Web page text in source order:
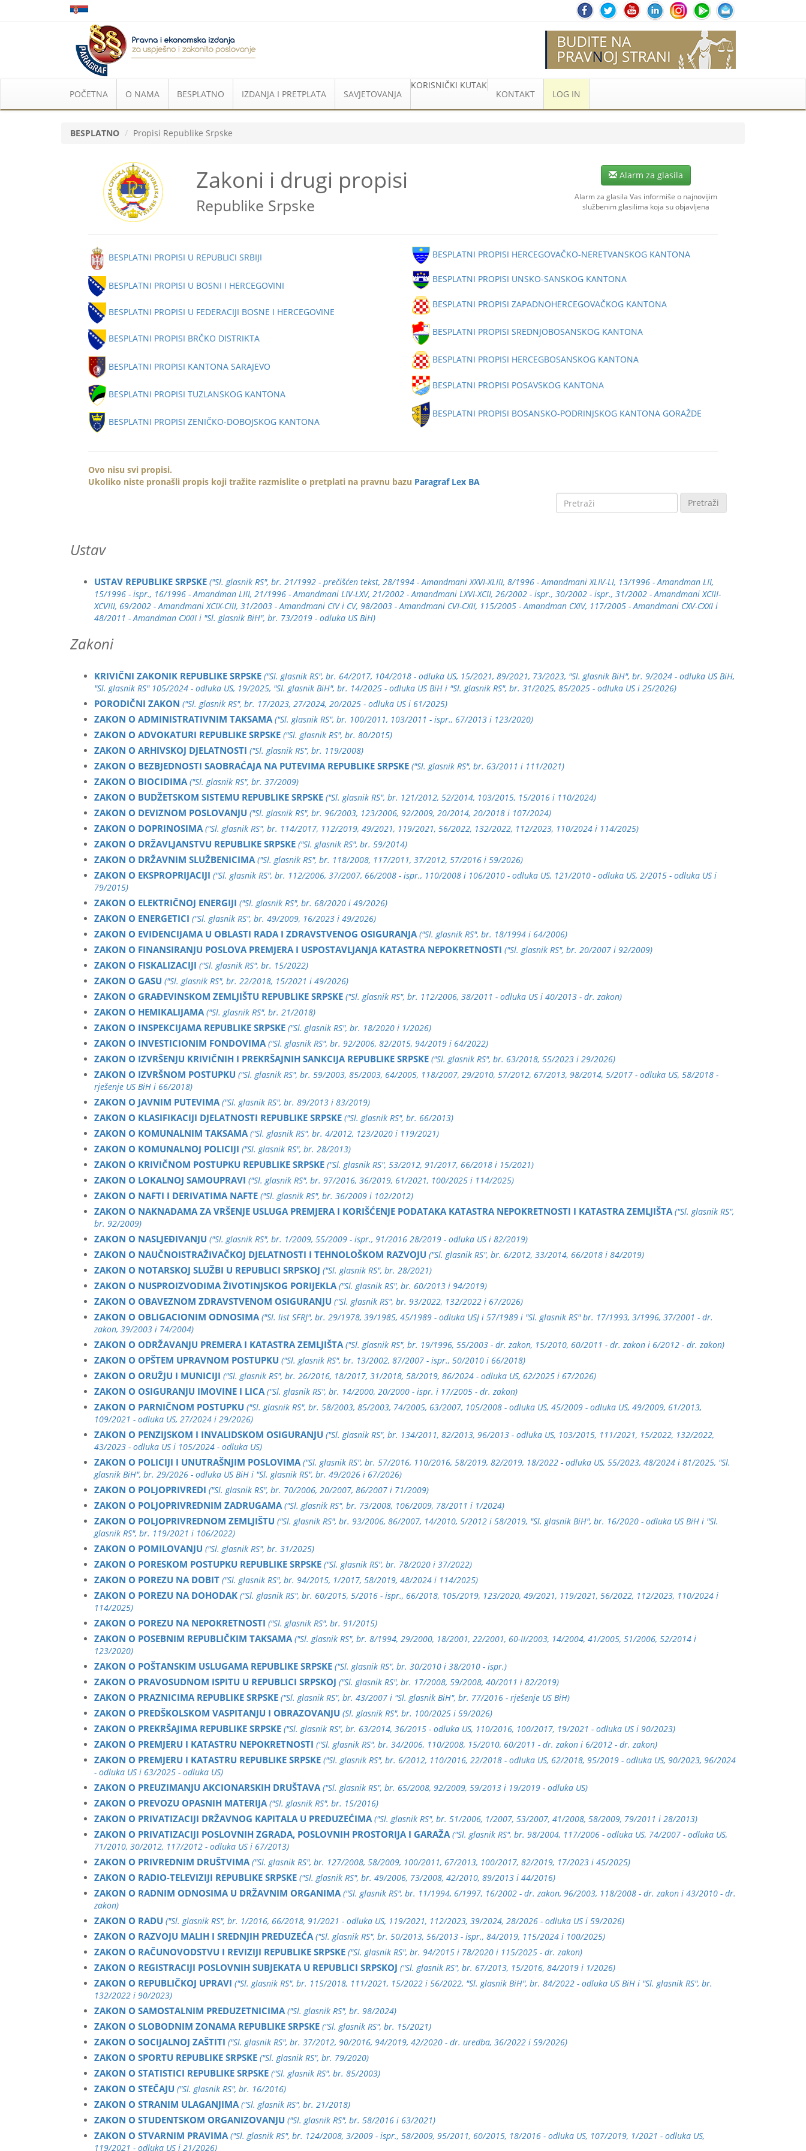
POČETNA O NAMA BESPLATNO IZDANJA I PRETPLATA SAVJETOVANJA
KORISNIČKI KUTAK
KONTAKT LOG IN
BESPLATNO Propisi Republike Srpske
Zakoni i drugi propisi
Republike Srpske
Alarm za glasila
Alarm za glasila Vas informiše o najnovijim
službenim glasilima koja su objavljena
BESPLATNI PROPISI U REPUBLICI SRBIJI
BESPLATNI PROPISI U BOSNI I HERCEGOVINI
BESPLATNI PROPISI U FEDERACIJI BOSNE I HERCEGOVINE
BESPLATNI PROPISI BRČKO DISTRIKTA
BESPLATNI PROPISI KANTONA SARAJEVO
BESPLATNI PROPISI TUZLANSKOG KANTONA
BESPLATNI PROPISI ZENIČKO-DOBOJSKOG KANTONA
BESPLATNI PROPISI HERCEGOVAČKO-NERETVANSKOG KANTONA
BESPLATNI PROPISI UNSKO-SANSKOG KANTONA
BESPLATNI PROPISI ZAPADNOHERCEGOVAČKOG KANTONA
BESPLATNI PROPISI SREDNJOBOSANSKOG KANTONA
BESPLATNI PROPISI HERCEGBOSANSKOG KANTONA
BESPLATNI PROPISI POSAVSKOG KANTONA
BESPLATNI PROPISI BOSANSKO-PODRINJSKOG KANTONA GORAŽDE
Ovo nisu svi propisi.
Ukoliko niste pronašli propis koji tražite razmislite o pretplati na pravnu bazu Paragraf Lex BA
Pretraži
Ustav
USTAV REPUBLIKE SRPSKE ("Sl. glasnik RS", br. 21/1992 - prečišćen tekst, 28/1994 - Amandmani XXVI-XLIII, 8/1996 - Amandmani XLIV-LI, 13/1996 - Amandman LII,
15/1996 - ispr., 16/1996 - Amandman LIII, 21/1996 - Amandmani LIV-LXV, 21/2002 - Amandmani LXVI-XCII, 26/2002 - ispr., 30/2002 - ispr., 31/2002 - Amandmani XCIII-
XCVIII, 69/2002 - Amandmani XCIX-CIII, 31/2003 - Amandmani CIV i CV, 98/2003 - Amandmani CVI-CXII, 115/2005 - Amandman CXIV, 117/2005 - Amandmani CXV-CXXI i
48/2011 - Amandman CXXII i "Sl. glasnik BiH", br. 73/2019 - odluka US BiH)
Zakoni
KRIVIČNI ZAKONIK REPUBLIKE SRPSKE ("Sl. glasnik RS", br. 64/2017, 104/2018 - odluka US, 15/2021, 89/2021, 73/2023, "Sl. glasnik BiH", br. 9/2024 - odluka US BiH,
"Sl. glasnik RS" 105/2024 - odluka US, 19/2025, "Sl. glasnik BiH", br. 14/2025 - odluka US BiH i "Sl. glasnik RS", br. 31/2025, 85/2025 - odluka US i 25/2026)
PORODIČNI ZAKON ("Sl. glasnik RS", br. 17/2023, 27/2024, 20/2025 - odluka US i 61/2025)
ZAKON O ADMINISTRATIVNIM TAKSAMA ("Sl. glasnik RS", br. 100/2011, 103/2011 - ispr., 67/2013 i 123/2020)
ZAKON O ADVOKATURI REPUBLIKE SRPSKE ("Sl. glasnik RS", br. 80/2015)
ZAKON O ARHIVSKOJ DJELATNOSTI ("Sl. glasnik RS", br. 119/2008)
ZAKON O BEZBJEDNOSTI SAOBRAĆAJA NA PUTEVIMA REPUBLIKE SRPSKE ("Sl. glasnik RS", br. 63/2011 i 111/2021)
ZAKON O BIOCIDIMA ("Sl. glasnik RS", br. 37/2009)
ZAKON O BUDŽETSKOM SISTEMU REPUBLIKE SRPSKE ("Sl. glasnik RS", br. 121/2012, 52/2014, 103/2015, 15/2016 i 110/2024)
ZAKON O DEVIZNOM POSLOVANJU ("Sl. glasnik RS", br. 96/2003, 123/2006, 92/2009, 20/2014, 20/2018 i 107/2024)
ZAKON O DOPRINOSIMA ("Sl. glasnik RS", br. 114/2017, 112/2019, 49/2021, 119/2021, 56/2022, 132/2022, 112/2023, 110/2024 i 114/2025)
ZAKON O DRŽAVLJANSTVU REPUBLIKE SRPSKE ("Sl. glasnik RS", br. 59/2014)
ZAKON O DRŽAVNIM SLUŽBENICIMA ("Sl. glasnik RS", br. 118/2008, 117/2011, 37/2012, 57/2016 i 59/2026)
ZAKON O EKSPROPRIJACIJI ("Sl. glasnik RS", br. 112/2006, 37/2007, 66/2008 - ispr., 110/2008 i 106/2010 - odluka US, 121/2010 - odluka US, 2/2015 - odluka US i
79/2015)
ZAKON O ELEKTRIČNOJ ENERGIJI ("Sl. glasnik RS", br. 68/2020 i 49/2026)
ZAKON O ENERGETICI ("Sl. glasnik RS", br. 49/2009, 16/2023 i 49/2026)
ZAKON O EVIDENCIJAMA U OBLASTI RADA I ZDRAVSTVENOG OSIGURANJA ("Sl. glasnik RS", br. 18/1994 i 64/2006)
ZAKON O FINANSIRANJU POSLOVA PREMJERA I USPOSTAVLJANJA KATASTRA NEPOKRETNOSTI ("Sl. glasnik RS", br. 20/2007 i 92/2009)
ZAKON O FISKALIZACIJI ("Sl. glasnik RS", br. 15/2022)
ZAKON O GASU ("Sl. glasnik RS", br. 22/2018, 15/2021 i 49/2026)
ZAKON O GRAĐEVINSKOM ZEMLJIŠTU REPUBLIKE SRPSKE ("Sl. glasnik RS", br. 112/2006, 38/2011 - odluka US i 40/2013 - dr. zakon)
ZAKON O HEMIKALIJAMA ("Sl. glasnik RS", br. 21/2018)
ZAKON O INSPEKCIJAMA REPUBLIKE SRPSKE ("Sl. glasnik RS", br. 18/2020 i 1/2026)
ZAKON O INVESTICIONIM FONDOVIMA ("Sl. glasnik RS", br. 92/2006, 82/2015, 94/2019 i 64/2022)
ZAKON O IZVRŠENJU KRIVIČNIH I PREKRŠAJNIH SANKCIJA REPUBLIKE SRPSKE ("Sl. glasnik RS", br. 63/2018, 55/2023 i 29/2026)
ZAKON O IZVRŠNOM POSTUPKU ("Sl. glasnik RS", br. 59/2003, 85/2003, 64/2005, 118/2007, 29/2010, 57/2012, 67/2013, 98/2014, 5/2017 - odluka US, 58/2018 -
rješenje US BiH i 66/2018)
ZAKON O JAVNIM PUTEVIMA ("Sl. glasnik RS", br. 89/2013 i 83/2019)
ZAKON O KLASIFIKACIJI DJELATNOSTI REPUBLIKE SRPSKE ("Sl. glasnik RS", br. 66/2013)
ZAKON O KOMUNALNIM TAKSAMA ("Sl. glasnik RS", br. 4/2012, 123/2020 i 119/2021)
ZAKON O KOMUNALNOJ POLICIJI ("Sl. glasnik RS", br. 28/2013)
ZAKON O KRIVIČNOM POSTUPKU REPUBLIKE SRPSKE ("Sl. glasnik RS", 53/2012, 91/2017, 66/2018 i 15/2021)
ZAKON O LOKALNOJ SAMOUPRAVI ("Sl. glasnik RS", br. 97/2016, 36/2019, 61/2021, 100/2025 i 114/2025)
ZAKON O NAFTI I DERIVATIMA NAFTE ("Sl. glasnik RS", br. 36/2009 i 102/2012)
ZAKON O NAKNADAMA ZA VRŠENJE USLUGA PREMJERA I KORIŠĆENJE PODATAKA KATASTRA NEPOKRETNOSTI I KATASTRA ZEMLJIŠTA("Sl. glasnik RS",
br. 92/2009)
ZAKON O NASLJEĐIVANJU ("Sl. glasnik RS", br. 1/2009, 55/2009 - ispr., 91/2016 28/2019 - odluka US i 82/2019)
ZAKON O NAUČNOISTRAŽIVAČKOJ DJELATNOSTI I TEHNOLOŠKOM RAZVOJU ("Sl. glasnik RS", br. 6/2012, 33/2014, 66/2018 i 84/2019)
ZAKON O NOTARSKOJ SLUŽBI U REPUBLICI SRPSKOJ ("Sl. glasnik RS", br. 28/2021)
ZAKON O NUSPROIZVODIMA ŽIVOTINJSKOG PORIJEKLA ("Sl. glasnik RS", br. 60/2013 i 94/2019)
ZAKON O OBAVEZNOM ZDRAVSTVENOM OSIGURANJU ("Sl. glasnik RS", br. 93/2022, 132/2022 i 67/2026)
ZAKON O OBLIGACIONIM ODNOSIMA("Sl. list SFRJ", br. 29/1978, 39/1985, 45/1989 - odluka USJ i 57/1989 i "Sl. glasnik RS" br. 17/1993, 3/1996, 37/2001 - dr.
zakon, 39/2003 i 74/2004)
ZAKON O ODRŽAVANJU PREMERA I KATASTRA ZEMLJIŠTA("Sl. glasnik RS", br. 19/1996, 55/2003 - dr. zakon, 15/2010, 60/2011 - dr. zakon i 6/2012 - dr. zakon)
ZAKON O OPŠTEM UPRAVNOM POSTUPKU ("Sl. glasnik RS", br. 13/2002, 87/2007 - ispr., 50/2010 i 66/2018)
ZAKON O ORUŽJU I MUNICIJI ("Sl. glasnik RS", br. 26/2016, 18/2017, 31/2018, 58/2019, 86/2024 - odluka US, 62/2025 i 67/2026)
ZAKON O OSIGURANJU IMOVINE I LICA ("Sl. glasnik RS", br. 14/2000, 20/2000 - ispr. i 17/2005 - dr. zakon)
ZAKON O PARNIČNOM POSTUPKU ("Sl. glasnik RS", br. 58/2003, 85/2003, 74/2005, 63/2007, 105/2008 - odluka US, 45/2009 - odluka US, 49/2009, 61/2013,
109/2021 - odluka US, 27/2024 i 29/2026)
ZAKON O PENZIJSKOM I INVALIDSKOM OSIGURANJU ("Sl. glasnik RS", br. 134/2011, 82/2013, 96/2013 - odluka US, 103/2015, 111/2021, 15/2022, 132/2022,
43/2023 - odluka US i 105/2024 - odluka US)
ZAKON O POLICIJI I UNUTRAŠNJIM POSLOVIMA ("Sl. glasnik RS", br. 57/2016, 110/2016, 58/2019, 82/2019, 18/2022 - odluka US, 55/2023, 48/2024 i 81/2025, "Sl.
glasnik BiH", br. 29/2026 - odluka US BiH i "Sl. glasnik RS", br. 49/2026 i 67/2026)
ZAKON O POLJOPRIVREDI ("Sl. glasnik RS", br. 70/2006, 20/2007, 86/2007 i 71/2009)
ZAKON O POLJOPRIVREDNIM ZADRUGAMA ("Sl. glasnik RS", br. 73/2008, 106/2009, 78/2011 i 1/2024)
ZAKON O POLJOPRIVREDNOM ZEMLJIŠTU ("Sl. glasnik RS", br. 93/2006, 86/2007, 14/2010, 5/2012 i 58/2019, "Sl. glasnik BiH", br. 16/2020 - odluka US BiH i "Sl.
glasnik RS", br. 119/2021 i 106/2022)
ZAKON O POMILOVANJU ("Sl. glasnik RS", br. 31/2025)
ZAKON O PORESKOM POSTUPKU REPUBLIKE SRPSKE ("Sl. glasnik RS", br. 78/2020 i 37/2022)
ZAKON O POREZU NA DOBIT ("Sl. glasnik RS", br. 94/2015, 1/2017, 58/2019, 48/2024 i 114/2025)
ZAKON O POREZU NA DOHODAK ("Sl. glasnik RS", br. 60/2015, 5/2016 - ispr., 66/2018, 105/2019, 123/2020, 49/2021, 119/2021, 56/2022, 112/2023, 110/2024 i
114/2025)
ZAKON O POREZU NA NEPOKRETNOSTI ("Sl. glasnik RS", br. 91/2015)
ZAKON O POSEBNIM REPUBLIČKIM TAKSAMA ("Sl. glasnik RS", br. 8/1994, 29/2000, 18/2001, 22/2001, 60-II/2003, 14/2004, 41/2005, 51/2006, 52/2014 i
123/2020)
ZAKON O POŠTANSKIM USLUGAMA REPUBLIKE SRPSKE ("Sl. glasnik RS", br. 30/2010 i 38/2010 - ispr.)
ZAKON O PRAVOSUDNOM ISPITU U REPUBLICI SRPSKOJ ("Sl. glasnik RS", br. 17/2008, 59/2008, 40/2011 i 82/2019)
ZAKON O PRAZNICIMA REPUBLIKE SRPSKE ("Sl. glasnik RS", br. 43/2007 i "Sl. glasnik BiH", br. 77/2016 - rješenje US BiH)
ZAKON O PREDŠKOLSKOM VASPITANJU I OBRAZOVANJU (Sl. glasnik RS", br. 100/2025 i 59/2026)
ZAKON O PREKRŠAJIMA REPUBLIKE SRPSKE ("Sl. glasnik RS", br. 63/2014, 36/2015 - odluka US, 110/2016, 100/2017, 19/2021 - odluka US i 90/2023)
ZAKON O PREMJERU I KATASTRU NEPOKRETNOSTI ("Sl. glasnik RS", br. 34/2006, 110/2008, 15/2010, 60/2011 - dr. zakon i 6/2012 - dr. zakon)
ZAKON O PREMJERU I KATASTRU REPUBLIKE SRPSKE ("Sl. glasnik RS", br. 6/2012, 110/2016, 22/2018 - odluka US, 62/2018, 95/2019 - odluka US, 90/2023, 96/2024
- odluka US i 63/2025 - odluka US)
ZAKON O PREUZIMANJU AKCIONARSKIH DRUŠTAVA ("Sl. glasnik RS", br. 65/2008, 92/2009, 59/2013 i 19/2019 - odluka US)
ZAKON O PREVOZU OPASNIH MATERIJA ("Sl. glasnik RS", br. 15/2016)
ZAKON O PRIVATIZACIJI DRŽAVNOG KAPITALA U PREDUZEĆIMA ("Sl. glasnik RS", br. 51/2006, 1/2007, 53/2007, 41/2008, 58/2009, 79/2011 i 28/2013)
ZAKON O PRIVATIZACIJI POSLOVNIH ZGRADA, POSLOVNIH PROSTORIJA I GARAŽA ("Sl. glasnik RS", br. 98/2004, 117/2006 - odluka US, 74/2007 - odluka US,
71/2010, 30/2012, 117/2012 - odluka US i 67/2013)
ZAKON O PRIVREDNIM DRUŠTVIMA ("Sl. glasnik RS", br. 127/2008, 58/2009, 100/2011, 67/2013, 100/2017, 82/2019, 17/2023 i 45/2025)
ZAKON O RADIO-TELEVIZIJI REPUBLIKE SRPSKE ("Sl. glasnik RS", br. 49/2006, 73/2008, 42/2010, 89/2013 i 44/2016)
ZAKON O RADNIM ODNOSIMA U DRŽAVNIM ORGANIMA ("Sl. glasnik RS", br. 11/1994, 6/1997, 16/2002 - dr. zakon, 96/2003, 118/2008 - dr. zakon i 43/2010 - dr.
zakon)
ZAKON O RADU ("Sl. glasnik RS", br. 1/2016, 66/2018, 91/2021 - odluka US, 119/2021, 112/2023, 39/2024, 28/2026 - odluka US i 59/2026)
ZAKON O RAZVOJU MALIH I SREDNJIH PREDUZEĆA ("Sl. glasnik RS", br. 50/2013, 56/2013 - ispr., 84/2019, 115/2024 i 100/2025)
ZAKON O RAČUNOVODSTVU I REVIZIJI REPUBLIKE SRPSKE ("Sl. glasnik RS", br. 94/2015 i 78/2020 i 115/2025 - dr. zakon)
ZAKON O REGISTRACIJI POSLOVNIH SUBJEKATA U REPUBLICI SRPSKOJ ("Sl. glasnik RS", br. 67/2013, 15/2016, 84/2019 i 1/2026)
ZAKON O REPUBLIČKOJ UPRAVI ("Sl. glasnik RS", br. 115/2018, 111/2021, 15/2022 i 56/2022, "Sl. glasnik BiH", br. 84/2022 - odluka US BiH i "Sl. glasnik RS", br.
132/2022 i 90/2023)
ZAKON O SAMOSTALNIM PREDUZETNICIMA ("Sl. glasnik RS", br. 98/2024)
ZAKON O SLOBODNIM ZONAMA REPUBLIKE SRPSKE ("Sl. glasnik RS", br. 15/2021)
ZAKON O SOCIJALNOJ ZAŠTITI ("Sl. glasnik RS", br. 37/2012, 90/2016, 94/2019, 42/2020 - dr. uredba, 36/2022 i 59/2026)
ZAKON O SPORTU REPUBLIKE SRPSKE ("Sl. glasnik RS", br. 79/2020)
ZAKON O STATISTICI REPUBLIKE SRPSKE ("Sl. glasnik RS", br. 85/2003)
ZAKON O STEČAJU ("Sl. glasnik RS", br. 16/2016)
ZAKON O STRANIM ULAGANJIMA ("Sl. glasnik RS", br. 21/2018)
ZAKON O STUDENTSKOM ORGANIZOVANJU ("Sl. glasnik RS", br. 58/2016 i 63/2021)
ZAKON O STVARNIM PRAVIMA ("Sl. glasnik RS", br. 124/2008, 3/2009 - ispr., 58/2009, 95/2011, 60/2015, 18/2016 - odluka US, 107/2019, 1/2021 - odluka US,
119/2021 - odluka US i 21/2026)